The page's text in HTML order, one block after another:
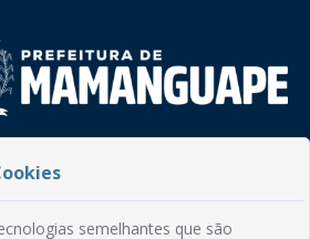
- Mamanguape/PB
3292-2246
semelhantes que são